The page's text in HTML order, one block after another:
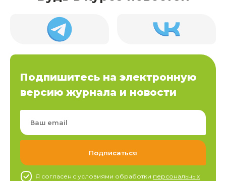
Подпишитесь на электронную
версию журнала и новости
Я согласен c условиями обработки персональных